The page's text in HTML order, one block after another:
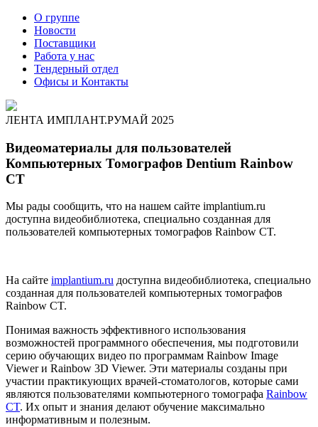
О группе
Новости
Поставщики
Работа у нас
Тендерный отдел
Офисы и Контакты
ЛЕНТА ИМПЛАНТ.РУМАЙ 2025
Видеоматериалы для пользователей
Компьютерных Томографов Dentium Rainbow
CT
Мы рады сообщить, что на нашем сайте implantium.ru
доступна видеобиблиотека, специально созданная для
пользователей компьютерных томографов Rainbow CT.
На сайте implantium.ru доступна видеобиблиотека, специально
созданная для пользователей компьютерных томографов
Rainbow CT.
Понимая важность эффективного использования
возможностей программного обеспечения, мы подготовили
серию обучающих видео по программам Rainbow Image
Viewer и Rainbow 3D Viewer. Эти материалы созданы при
участии практикующих врачей-стоматологов, которые сами
являются пользователями компьютерного томографа Rainbow
CT. Их опыт и знания делают обучение максимально
информативным и полезным.